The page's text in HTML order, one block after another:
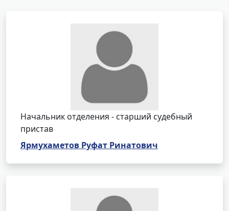
Начальник отделения - старший судебный
пристав
Ярмухаметов Руфат Ринатович